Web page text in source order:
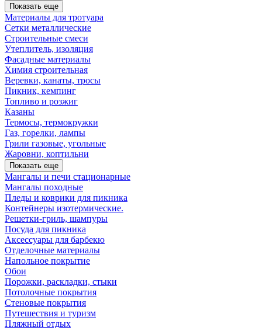
Показать еще
Материалы для тротуара
Сетки металлические
Строительные смеси
Утеплитель, изоляция
Фасадные материалы
Химия строительная
Веревки, канаты, тросы
Пикник, кемпинг
Топливо и розжиг
Казаны
Термосы, термокружки
Газ, горелки, лампы
Грили газовые, угольные
Жаровни, коптильни
Показать еще
Мангалы и печи стационарные
Мангалы походные
Пледы и коврики для пикника
Контейнеры изотермические.
Решетки-гриль, шампуры
Посуда для пикника
Аксессуары для барбекю
Отделочные материалы
Напольное покрытие
Обои
Порожки, раскладки, стыки
Потолочные покрытия
Стеновые покрытия
Путешествия и туризм
Пляжный отдых